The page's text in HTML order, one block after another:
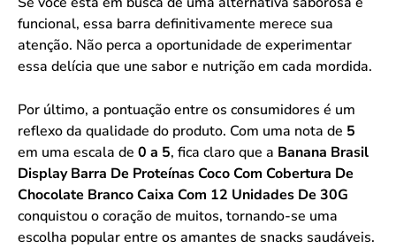
funcional, essa barra definitivamente merece sua
atenção. Não perca a oportunidade de experimentar
essa delícia que une sabor e nutrição em cada mordida.
Por último, a pontuação entre os consumidores é um
reflexo da qualidade do produto. Com uma nota de 5
em uma escala de 0 a 5, fica claro que a Banana Brasil
Display Barra De Proteínas Coco Com Cobertura De
Chocolate Branco Caixa Com 12 Unidades De 30G
conquistou o coração de muitos, tornando-se uma
escolha popular entre os amantes de snacks saudáveis.